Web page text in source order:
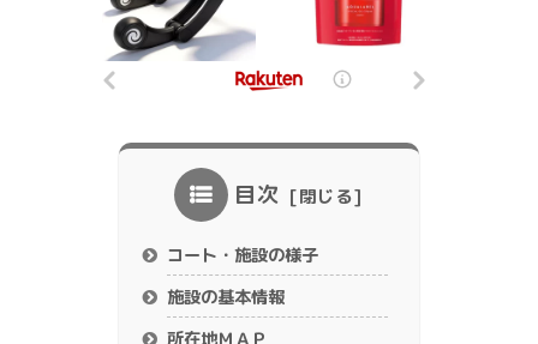
目次
コート・施設の様子
施設の基本情報
所在地ＭＡＰ